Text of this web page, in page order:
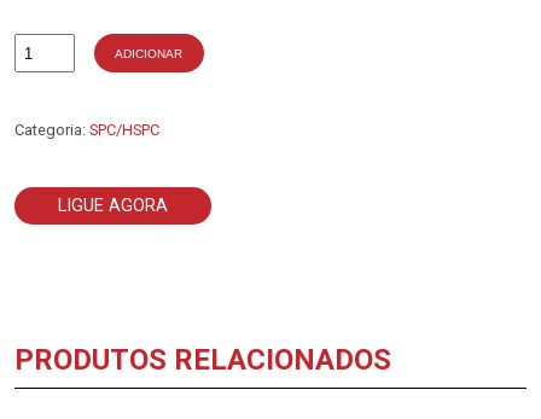
Quantidade
SPC6000
ADICIONAR
Categoria: SPC/HSPC
LIGUE AGORA
PRODUTOS RELACIONADOS